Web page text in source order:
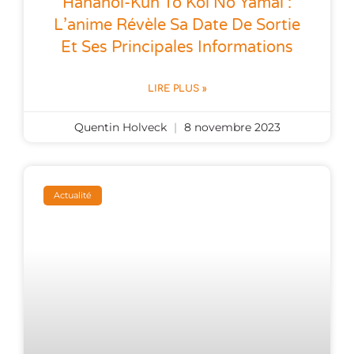
L’anime Révèle Sa Date De Sortie
Et Ses Principales Informations
LIRE PLUS »
Quentin Holveck 8 novembre 2023
Actualité